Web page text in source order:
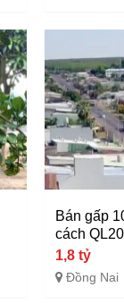
Bán gấp
cách
1,8 tỷ
Đồng Nai